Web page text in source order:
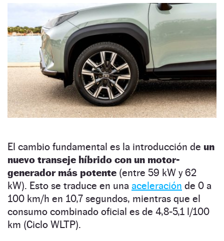
El cambio fundamental es la introducción de un
nuevo transeje híbrido con un motor-
generador más potente (entre 59 kW y 62
kW). Esto se traduce en una aceleración de 0 a
100 km/h en 10,7 segundos, mientras que el
consumo combinado oficial es de 4,8-5,1 l/100
km (Ciclo WLTP).